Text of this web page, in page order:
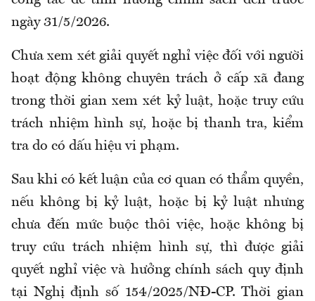
ngày 31/5/2026.
Chưa xem xét giải quyết nghỉ việc đối với người
hoạt động không chuyên trách ở cấp xã đang
trong thời gian xem xét kỷ luật, hoặc truy cứu
trách nhiệm hình sự, hoặc bị thanh tra, kiểm
tra do có dấu hiệu vi phạm.
Sau khi có kết luận của cơ quan có thẩm quyền,
nếu không bị kỷ luật, hoặc bị kỷ luật nhưng
chưa đến mức buộc thôi việc, hoặc không bị
truy cứu trách nhiệm hình sự, thì được giải
quyết nghỉ việc và hưởng chính sách quy định
tại Nghị định số 154/2025/NĐ-CP. Thời gian